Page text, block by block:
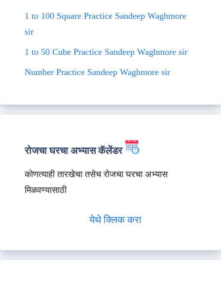
1 to 100 Square Practice Sandeep Waghmore
sir
1 to 50 Cube Practice Sandeep Waghmore sir
Number Practice Sandeep Waghmore sir
रोजचा घरचा अभ्यास कॅलेंडर
कोणत्याही तारखेचा तसेच रोजचा घरचा अभ्यास
मिळवण्यासाठी
येथे क्लिक करा